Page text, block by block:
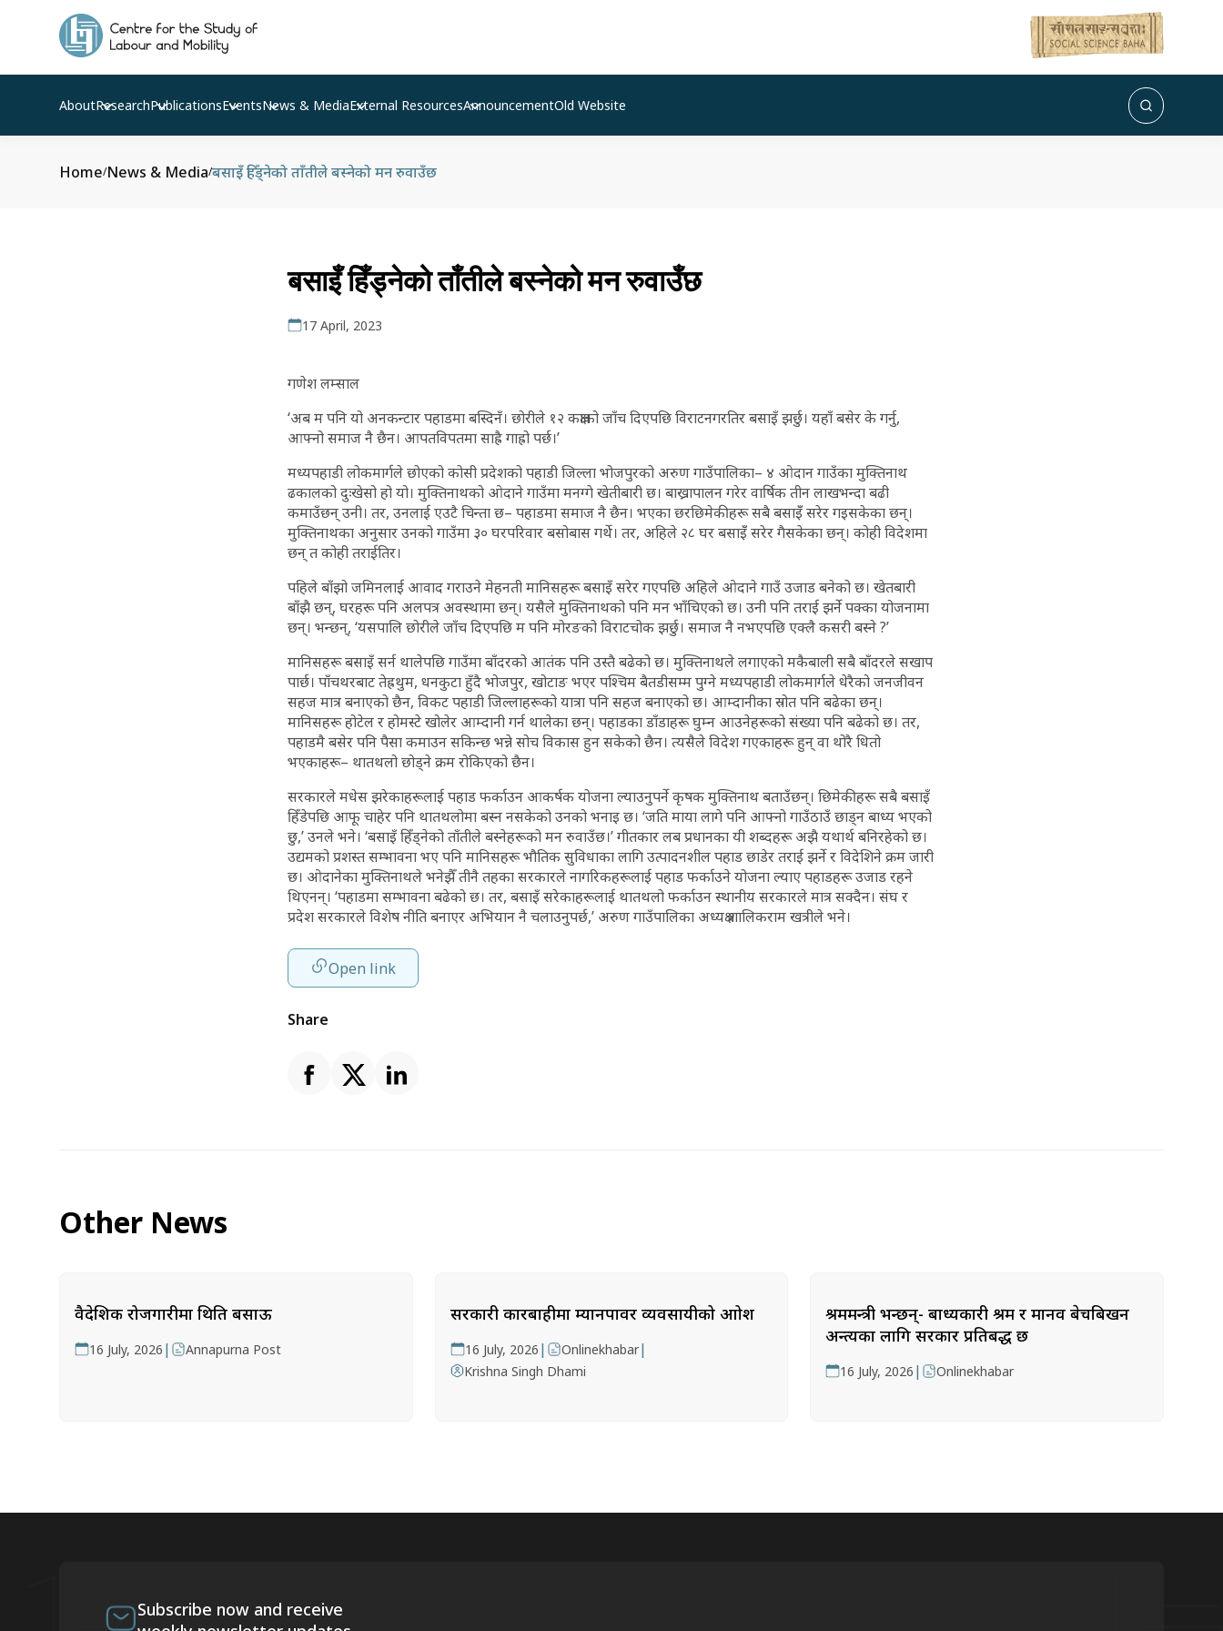
AboutResearchPublicationsEventsNews & MediaExternal ResourcesAnnouncementOld Website
Home/News & Media/बसाइँ हिँड्नेको ताँतीले बस्नेको मन रुवाउँछ
बसाइँ हिँड्नेको ताँतीले बस्नेको मन रुवाउँछ
17 April, 2023
गणेश लम्साल
‘अब म पनि यो अनकन्टार पहाडमा बस्दिनँ। छोरीले १२ कक्षाको जाँच दिएपछि विराटनगरतिर बसाइँ झर्छु। यहाँ बसेर के गर्नु,
आफ्नो समाज नै छैन। आपतविपतमा साह्रै गाह्रो पर्छ।’
मध्यपहाडी लोकमार्गले छोएको कोसी प्रदेशको पहाडी जिल्ला भोजपुरको अरुण गाउँपालिका– ४ ओदान गाउँका मुक्तिनाथ
ढकालको दुःखेसो हो यो। मुक्तिनाथको ओदाने गाउँमा मनग्गे खेतीबारी छ। बाख्रापालन गरेर वार्षिक तीन लाखभन्दा बढी
कमाउँछन् उनी। तर, उनलाई एउटै चिन्ता छ– पहाडमा समाज नै छैन। भएका छरछिमेकीहरू सबै बसाइँँ सरेर गइसकेका छन्।
मुक्तिनाथका अनुसार उनको गाउँमा ३० घरपरिवार बसोबास गर्थे। तर, अहिले २८ घर बसाइँँ सरेर गैसकेका छन्। कोही विदेशमा
छन् त कोही तराईतिर।
पहिले बाँझो जमिनलाई आवाद गराउने मेहनती मानिसहरू बसाइँ सरेर गएपछि अहिले ओदाने गाउँ उजाड बनेको छ। खेतबारी
बाँझै छन्, घरहरू पनि अलपत्र अवस्थामा छन्। यसैले मुक्तिनाथको पनि मन भाँचिएको छ। उनी पनि तराई झर्ने पक्का योजनामा
छन्। भन्छन्, ‘यसपालि छोरीले जाँच दिएपछि म पनि मोरङको विराटचोक झर्छु। समाज नै नभएपछि एक्लै कसरी बस्ने ?’
मानिसहरू बसाइँ सर्न थालेपछि गाउँमा बाँदरको आतंक पनि उस्तै बढेको छ। मुक्तिनाथले लगाएको मकैबाली सबै बाँदरले सखाप
पार्छ। पाँचथरबाट तेह्रथुम, धनकुटा हुँदै भोजपुर, खोटाङ भएर पश्चिम बैतडीसम्म पुग्ने मध्यपहाडी लोकमार्गले धेरैको जनजीवन
सहज मात्र बनाएको छैन, विकट पहाडी जिल्लाहरूको यात्रा पनि सहज बनाएको छ। आम्दानीका स्रोत पनि बढेका छन्।
मानिसहरू होटेल र होमस्टे खोलेर आम्दानी गर्न थालेका छन्। पहाडका डाँडाहरू घुम्न आउनेहरूको संख्या पनि बढेको छ। तर,
पहाडमै बसेर पनि पैसा कमाउन सकिन्छ भन्ने सोच विकास हुन सकेको छैन। त्यसैले विदेश गएकाहरू हुन् वा थोरै धितो
भएकाहरू– थातथलो छोड्ने क्रम रोकिएको छैन।
सरकारले मधेस झरेकाहरूलाई पहाड फर्काउन आकर्षक योजना ल्याउनुपर्ने कृषक मुक्तिनाथ बताउँछन्। छिमेकीहरू सबै बसाइँ
हिँडेपछि आफू चाहेर पनि थातथलोमा बस्न नसकेको उनको भनाइ छ। ‘जति माया लागे पनि आफ्नो गाउँठाउँ छाड्न बाध्य भएको
छु,’ उनले भने। ‘बसाइँ हिँड्नेको ताँतीले बस्नेहरूको मन रुवाउँछ।’ गीतकार लब प्रधानका यी शब्दहरू अझै यथार्थ बनिरहेको छ।
उद्यमको प्रशस्त सम्भावना भए पनि मानिसहरू भौतिक सुविधाका लागि उत्पादनशील पहाड छाडेर तराई झर्ने र विदेशिने क्रम जारी
छ। ओदानेका मुक्तिनाथले भनेझैँ तीनै तहका सरकारले नागरिकहरूलाई पहाड फर्काउने योजना ल्याए पहाडहरू उजाड रहने
थिएनन्। ‘पहाडमा सम्भावना बढेको छ। तर, बसाइँ सरेकाहरूलाई थातथलो फर्काउन स्थानीय सरकारले मात्र सक्दैन। संघ र
प्रदेश सरकारले विशेष नीति बनाएर अभियान नै चलाउनुपर्छ,’ अरुण गाउँपालिका अध्यक्ष शालिकराम खत्रीले भने।
Open link
Share
Other News
वैदेशिक रोजगारीमा थिति बसाऊ
16 July, 2026 | Annapurna Post
सरकारी कारबाहीमा म्यानपावर व्यवसायीको आक्रोश
16 July, 2026 | Onlinekhabar|
Krishna Singh Dhami
श्रममन्त्री भन्छन्- बाध्यकारी श्रम र मानव बेचबिखन
अन्त्यका लागि सरकार प्रतिबद्ध छ
16 July, 2026 | Onlinekhabar
Subscribe now and receive